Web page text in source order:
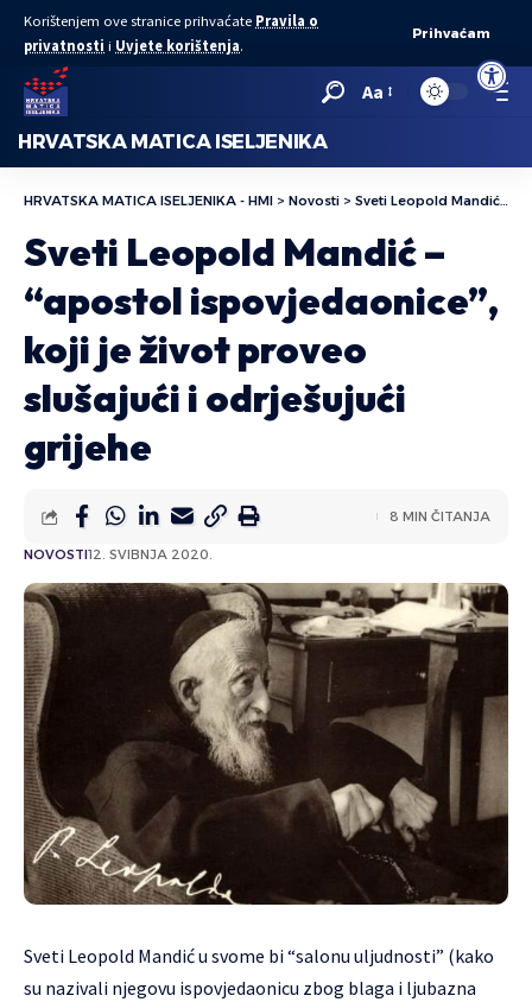
Open
Korištenjem ove stranice prihvaćate Pravila o
privatnosti i Uvjete korištenja.
Prihvaćam
Aa
HRVATSKA MATICA ISELJENIKA
HRVATSKA MATICA ISELJENIKA - HMI > Novosti > Sveti Leopold Mandić – “apostol ispovjedaonice”, koji je život proveo slušajući i odrješujući grijehe
Sveti Leopold Mandić –
“apostol ispovjedaonice”,
koji je život proveo
slušajući i odrješujući
grijehe
NOVOSTI12. SVIBNJA 2020.
8 MIN ČITANJA
Sveti Leopold Mandić u svome bi “salonu uljudnosti” (kako
su nazivali njegovu ispovjedaonicu zbog blaga i ljubazna